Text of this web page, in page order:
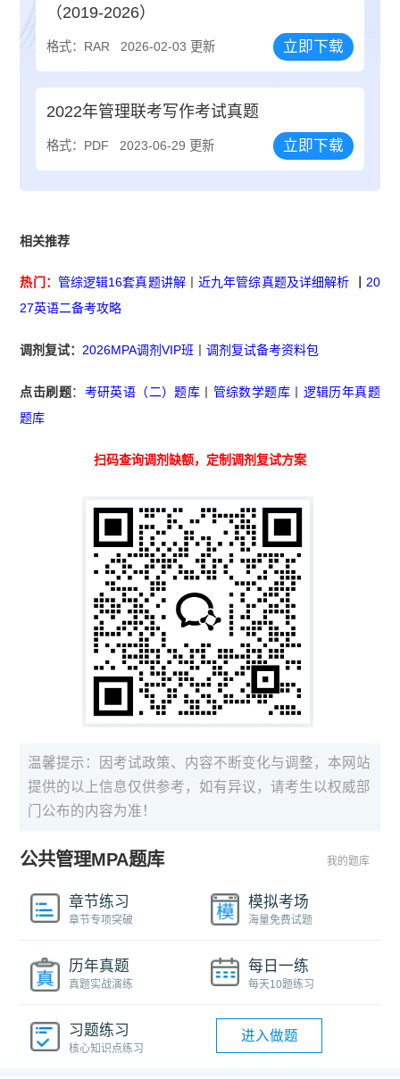
（2019-2026）
格式：RAR 2026-02-03 更新 立即下载
2022年管理联考写作考试真题
格式：PDF 2023-06-29 更新 立即下载
相关推荐
热门： 管综逻辑16套真题讲解丨近九年管综真题及详细解析
20
27英语二备考攻略
调剂复试：2026MPA调剂VIP班 丨调剂复试备考资料包
点击刷题： 考研英语（二）题库 管综数学题库
逻辑历年真题
题库
扫码查询调剂缺额，定制调剂复试方案
温馨提示：因考试政策、内容不断变化与调整，本网站
提供的以上信息仅供参考，如有异议，请考生以权威部
门公布的内容为准！
公共管理MPA题库 我的题库
章节练习
章节专项突破
模拟考场
海量免费试题
历年真题
真题实战演练
每日一练
每天10题练习
习题练习
核心知识点练习
进入做题